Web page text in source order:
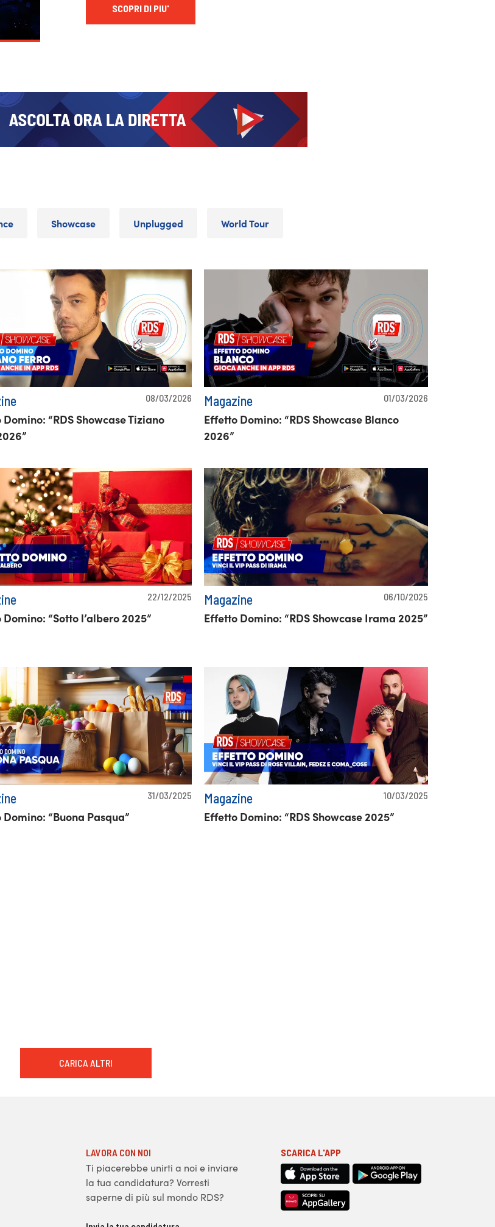
SCOPRI DI PIU'
Showcase Unplugged World Tour
08/03/2026
“RDS Showcase Tiziano
Magazine 01/03/2026
Effetto Domino: “RDS Showcase Blanco
2026”
22/12/2025
“Sotto l’albero 2025”
Magazine 06/10/2025
Effetto Domino: “RDS Showcase Irama 2025”
31/03/2025
“Buona Pasqua”
Magazine 10/03/2025
Effetto Domino: “RDS Showcase 2025”
CARICA ALTRI
LAVORA CON NOI
Ti piacerebbe unirti a noi e inviare
la tua candidatura? Vorresti
saperne di più sul mondo RDS?
SCARICA L'APP